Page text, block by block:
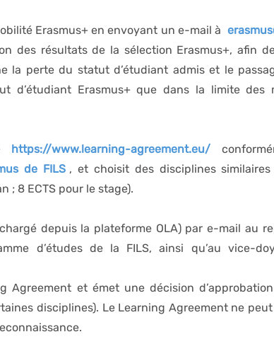
Erasmus+ en envoyant un e-mail à
des résultats de la sélection Erasmus+, afin
la perte du statut d’étudiant admis et le
d’étudiant Erasmus+ que dans la limite des
https://www.learning-agreement.eu/
de FILS , et choisit des disciplines
; 8 ECTS pour le stage).
depuis la plateforme OLA) par e-mail au
d’études de la FILS, ainsi qu’au vice-
Agreement et émet une décision
disciplines). Le Learning Agreement ne